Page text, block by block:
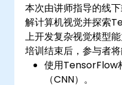
本次由讲师指导的线
解计算机视觉并探索
上开发复杂视觉模型能
培训结束后，参与者将
使用TensorFlow
（CNN）。